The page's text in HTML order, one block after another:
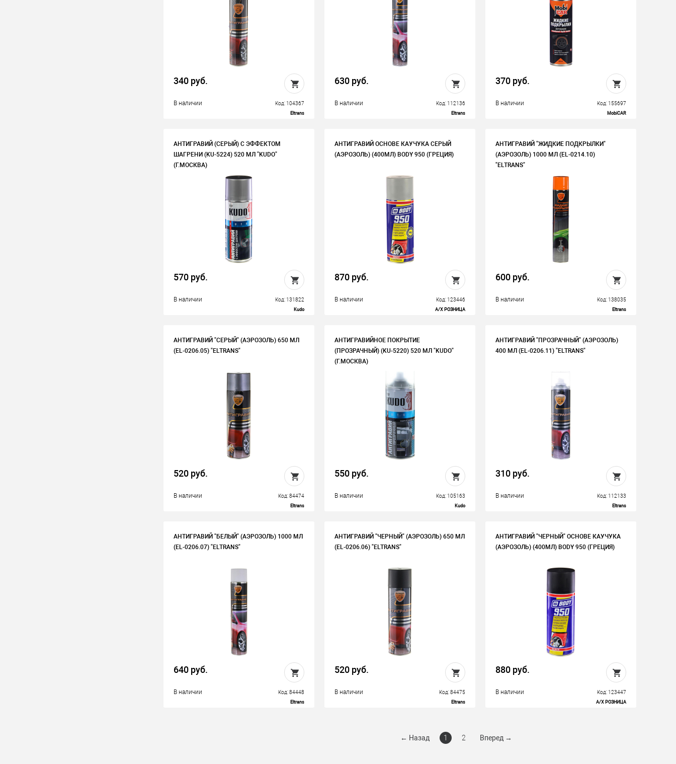
340 руб.
В наличии Код: 104367
Eltrans
630 руб.
В наличии Код: 112136
Eltrans
370 руб.
В наличии Код: 155697
MobiCAR
АНТИГРАВИЙ (СЕРЫЙ) С ЭФФЕКТОМ
ШАГРЕНИ (KU-5224) 520 МЛ "KUDO"
(Г.МОСКВА)
570 руб.
В наличии Код: 131822
Kudo
АНТИГРАВИЙ ОСНОВЕ КАУЧУКА СЕРЫЙ
(АЭРОЗОЛЬ) (400МЛ) BODY 950 (ГРЕЦИЯ)
870 руб.
В наличии Код: 123446
А/Х РОЗНИЦА
АНТИГРАВИЙ "ЖИДКИЕ ПОДКРЫЛКИ"
(АЭРОЗОЛЬ) 1000 МЛ (EL-0214.10)
"ELTRANS"
600 руб.
В наличии Код: 138035
Eltrans
АНТИГРАВИЙ "СЕРЫЙ" (АЭРОЗОЛЬ) 650 МЛ
(EL-0206.05) "ELTRANS"
520 руб.
В наличии Код: 84474
Eltrans
АНТИГРАВИЙНОЕ ПОКРЫТИЕ
(ПРОЗРАЧНЫЙ) (KU-5220) 520 МЛ "KUDO"
(Г.МОСКВА)
550 руб.
В наличии Код: 105163
Kudo
АНТИГРАВИЙ "ПРОЗРАЧНЫЙ" (АЭРОЗОЛЬ)
400 МЛ (EL-0206.11) "ELTRANS"
310 руб.
В наличии Код: 112133
Eltrans
АНТИГРАВИЙ "БЕЛЫЙ" (АЭРОЗОЛЬ) 1000 МЛ
(EL-0206.07) "ELTRANS"
640 руб.
В наличии Код: 84448
Eltrans
АНТИГРАВИЙ "ЧЕРНЫЙ" (АЭРОЗОЛЬ) 650 МЛ
(EL-0206.06) "ELTRANS"
520 руб.
В наличии Код: 84475
Eltrans
АНТИГРАВИЙ "ЧЕРНЫЙ" ОСНОВЕ КАУЧУКА
(АЭРОЗОЛЬ) (400МЛ) BODY 950 (ГРЕЦИЯ)
880 руб.
В наличии Код: 123447
А/Х РОЗНИЦА
← Назад 1 2 Вперед →